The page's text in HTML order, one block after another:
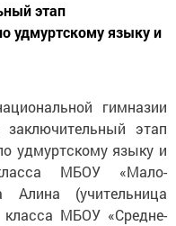
этап
удмуртскому языку и
гимназии
этап
удмуртскому языку и
МБОУ «Мало-
(учительница
МБОУ «Средне-